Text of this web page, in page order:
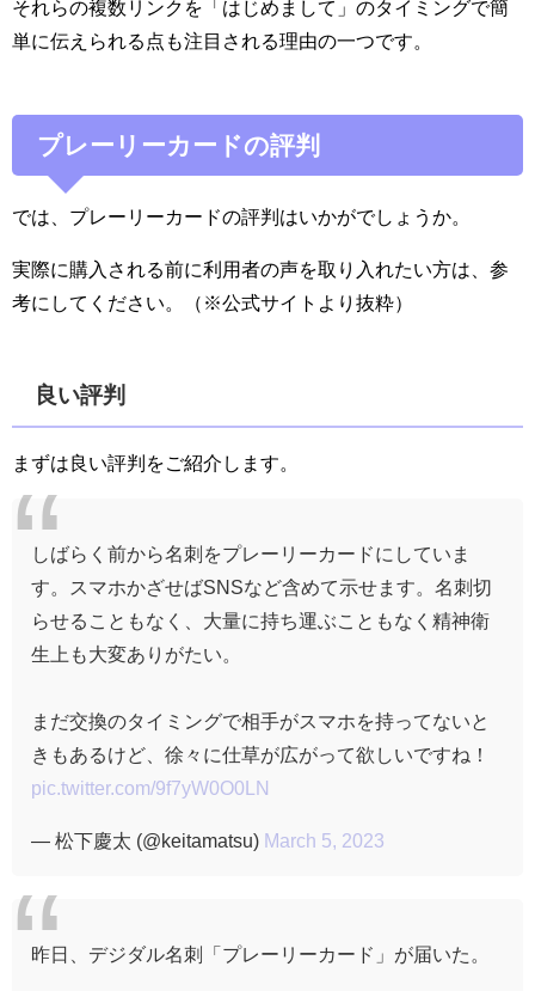
それらの複数リンクを「はじめまして」のタイミングで簡
単に伝えられる点も注目される理由の一つです。
プレーリーカードの評判
では、プレーリーカードの評判はいかがでしょうか。
実際に購入される前に利用者の声を取り入れたい方は、参
考にしてください。（※公式サイトより抜粋）
良い評判
まずは良い評判をご紹介します。
しばらく前から名刺をプレーリーカードにしていま
す。スマホかざせばSNSなど含めて示せます。名刺切
らせることもなく、大量に持ち運ぶこともなく精神衛
生上も大変ありがたい。
まだ交換のタイミングで相手がスマホを持ってないと
きもあるけど、徐々に仕草が広がって欲しいですね！
pic.twitter.com/9f7yW0O0LN
— 松下慶太 (@keitamatsu) March 5, 2023
昨日、デジダル名刺「プレーリーカード」が届いた。